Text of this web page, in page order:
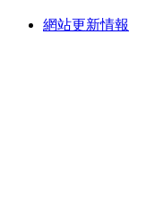
網站更新情報